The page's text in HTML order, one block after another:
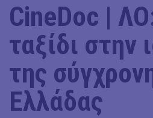
CineDoc |
ταξίδι στην
της
Ελλάδας